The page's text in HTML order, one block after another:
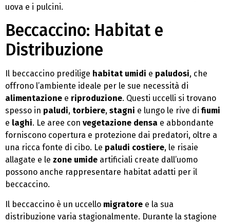
uova e i pulcini.
Beccaccino: Habitat e
Distribuzione
Il beccaccino predilige habitat umidi e paludosi, che
offrono l’ambiente ideale per le sue necessità di
alimentazione e riproduzione. Questi uccelli si trovano
spesso in paludi, torbiere, stagni e lungo le rive di fiumi
e laghi. Le aree con vegetazione densa e abbondante
forniscono copertura e protezione dai predatori, oltre a
una ricca fonte di cibo. Le paludi costiere, le risaie
allagate e le zone umide artificiali create dall’uomo
possono anche rappresentare habitat adatti per il
beccaccino.
Il beccaccino è un uccello migratore e la sua
distribuzione varia stagionalmente. Durante la stagione